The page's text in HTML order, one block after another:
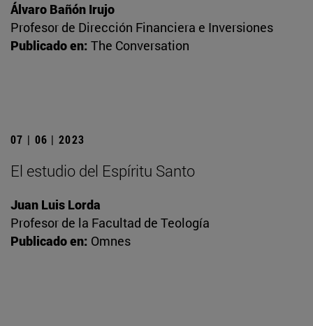
Álvaro Bañón Irujo
Profesor de Dirección Financiera e Inversiones
Publicado en: The Conversation
07 | 06 | 2023
El estudio del Espíritu Santo
Juan Luis Lorda
Profesor de la Facultad de Teología
Publicado en: Omnes